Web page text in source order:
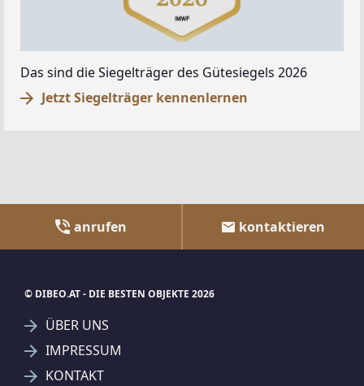
Das sind die Siegelträger des Gütesiegels 2026
Jetzt Siegelträger kennenlernen
anrufen kontaktieren
© DIBEO.AT - DIE BESTEN OBJEKTE 2026
ÜBER UNS
IMPRESSUM
KONTAKT
SUCHAGENT ANLEGEN FÜR DIE
AKTUELLEN SUCHKRITERIEN
Gewerbeobjekte